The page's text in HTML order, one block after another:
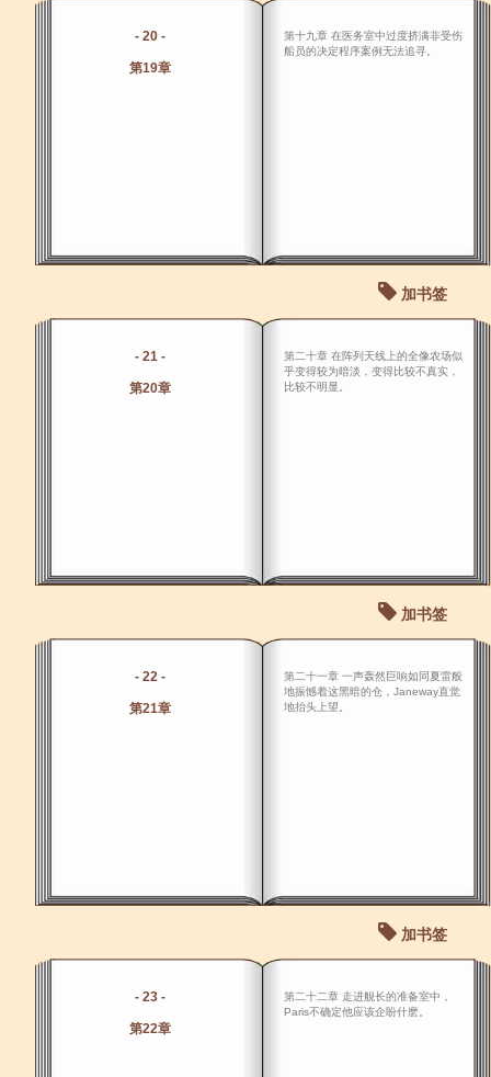
- 20 -
第19章
第十九章 在医务室中过度挤满非受伤
船员的决定程序案例无法追寻。
加书签
- 21 -
第20章
第二十章 在阵列天线上的全像农场似
乎变得较为暗淡，变得比较不真实，
比较不明显。
加书签
- 22 -
第21章
第二十一章 一声轰然巨响如同夏雷般
地振憾着这黑暗的仓，Janeway直觉
地抬头上望。
加书签
- 23 -
第22章
第二十二章 走进舰长的准备室中，
Paris不确定他应该企盼什麽。